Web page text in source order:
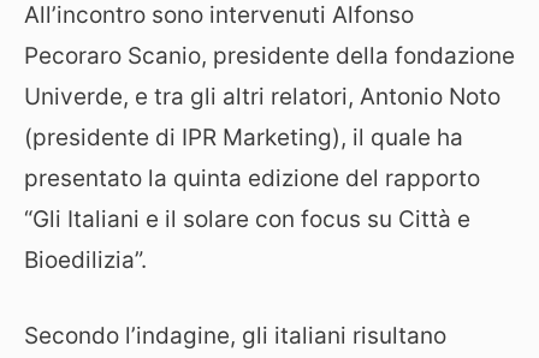
All’incontro sono intervenuti Alfonso
Pecoraro Scanio, presidente della fondazione
Univerde, e tra gli altri relatori, Antonio Noto
(presidente di IPR Marketing), il quale ha
presentato la quinta edizione del rapporto
“Gli Italiani e il solare con focus su Città e
Bioedilizia”.
Secondo l’indagine, gli italiani risultano